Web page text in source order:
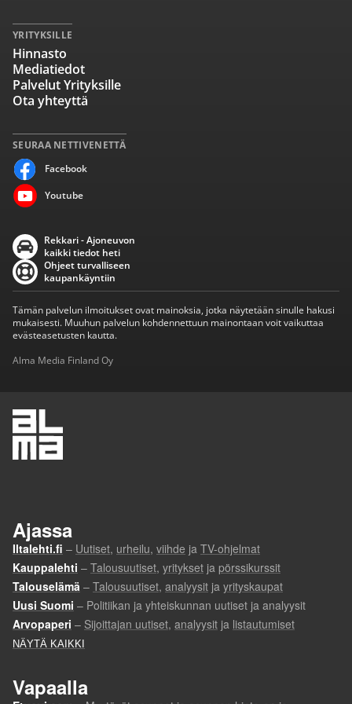
SEURAA NETTIVENETTÄ
Facebook
Youtube
YRITYKSILLE
Hinnasto
Mediatiedot
Palvelut Yrityksille
Ota yhteyttä
Rekkari - Ajoneuvon
kaikki tiedot heti
Ohjeet turvalliseen
kaupankäyntiin
Tämän palvelun ilmoitukset ovat mainoksia, jotka näytetään sinulle hakusi
mukaisesti. Muuhun palvelun kohdennettuun mainontaan voit vaikuttaa
evästeasetusten kautta.
Alma Media Finland Oy